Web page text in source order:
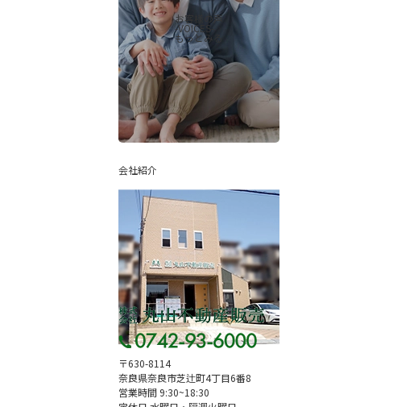
お客様の声
-VOICES-
もっとみる
会社紹介
〒630-8114
奈良県奈良市芝辻町4丁目6番8
営業時間 9:30~18:30